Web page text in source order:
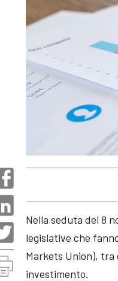
Nella seduta del 8
legislative che
Markets Union),
investimento.